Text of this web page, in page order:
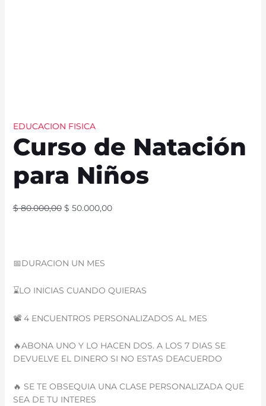
EDUCACION FISICA
Curso de Natación
para Niños
$80.000,00 $ 50.000,00
📅DURACION UN MES
⌛️LO INICIAS CUANDO QUIERAS
📽 4 ENCUENTROS PERSONALIZADOS AL MES
🔥ABONA UNO Y LO HACEN DOS. A LOS 7 DIAS SE
DEVUELVE EL DINERO SI NO ESTAS DEACUERDO
🔥 SE TE OBSEQUIA UNA CLASE PERSONALIZADA QUE
SEA DE TU INTERES